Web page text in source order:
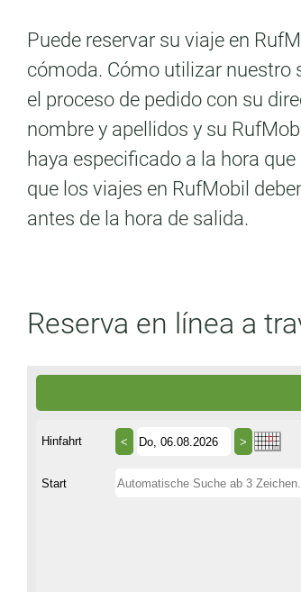
Puede reservar su viaje en
cómoda. Cómo utilizar nuestro
el proceso de pedido con su
nombre y apellidos y su
haya especificado a la hora
que los viajes en RufMobil
antes de la hora de salida.
Reserva en línea a